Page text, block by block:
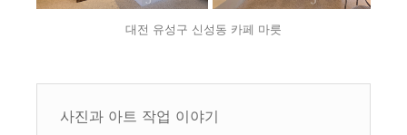
대전 유성구 신성동 카페 마릇
사진과 아트 작업 이야기